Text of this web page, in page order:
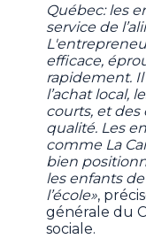
Québec: les
service de
efficace,
rapidement.
l’achat local,
courts, et
qualité. Les
comme La
bien
les enfants
l’école»,
générale du
sociale.